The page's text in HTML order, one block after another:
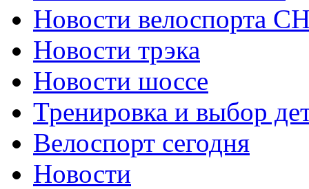
Новости велоспорта
Новости трэка
Новости шоссе
Тренировка и выбор
Велоспорт сегодня
Новости